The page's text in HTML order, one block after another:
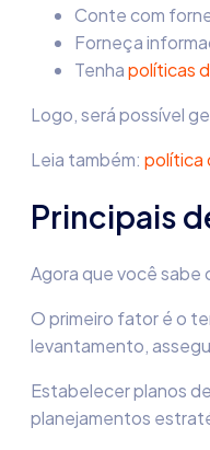
Conte com
Forneça
Tenhapolíticas
Logo, será possível
Leia também: política
Principais
Agora que você sabe
O primeiro fator é o
levantamento,
Estabelecer planos
planejamentos